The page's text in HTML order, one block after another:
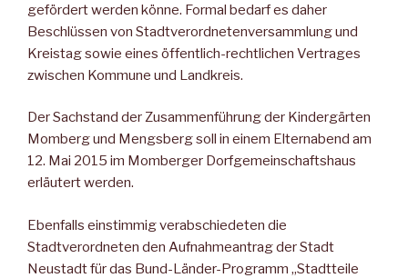
gefördert werden könne. Formal bedarf es daher
Beschlüssen von Stadtverordnetenversammlung und
Kreistag sowie eines öffentlich-rechtlichen Vertrages
zwischen Kommune und Landkreis.
Der Sachstand der Zusammenführung der Kindergärten
Momberg und Mengsberg soll in einem Elternabend am
12. Mai 2015 im Momberger Dorfgemeinschaftshaus
erläutert werden.
Ebenfalls einstimmig verabschiedeten die
Stadtverordneten den Aufnahmeantrag der Stadt
Neustadt für das Bund-Länder-Programm „Stadtteile